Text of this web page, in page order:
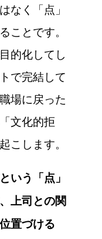
なく「点」
ことです。
的化してし
で完結して
場に戻った
文化的拒
こします。
いう「点」
上司との関
置づける